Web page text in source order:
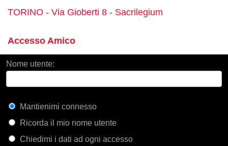
TORINO - Via Gioberti 8 - Sacrilegium
Accesso Amico
Nome utente:
Mantienimi connesso
Ricorda il mio nome utente
Chiedimi i dati ad ogni accesso